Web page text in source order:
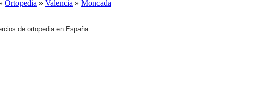
Ortopedia » Valencia » Moncada
de ortopedia en España.